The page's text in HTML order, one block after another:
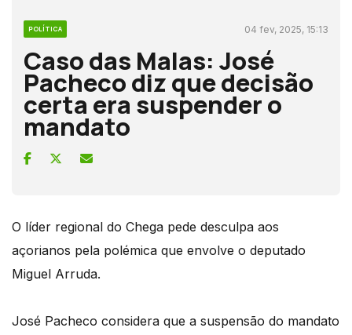
POLÍTICA 04 fev, 2025, 15:13
Caso das Malas: José
Pacheco diz que decisão
certa era suspender o
mandato
O líder regional do Chega pede desculpa aos
açorianos pela polémica que envolve o deputado
Miguel Arruda.
José Pacheco considera que a suspensão do mandato